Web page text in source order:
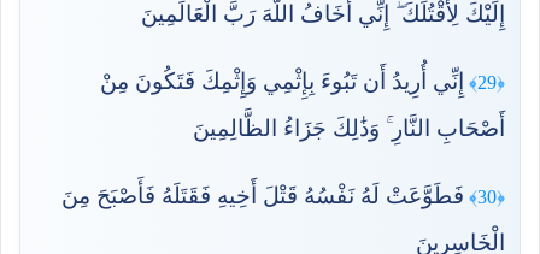
إِلَيْكَ لِأَقْتُلَكَ ۖ إِنِّي أَخَافُ اللَّهَ رَبَّ الْعَالَمِينَ
﴿29﴾
إِنِّي أُرِيدُ أَن تَبُوءَ بِإِثْمِي وَإِثْمِكَ فَتَكُونَ مِنْ
أَصْحَابِ النَّارِ ۚ وَذَٰلِكَ جَزَاءُ الظَّالِمِينَ
﴿30﴾
فَطَوَّعَتْ لَهُ نَفْسُهُ قَتْلَ أَخِيهِ فَقَتَلَهُ فَأَصْبَحَ مِنَ
الْخَاسِرِينَ